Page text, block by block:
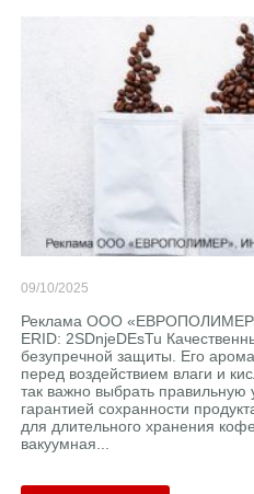
09/10/2025
Реклама ООО
ERID: 2SDnjeDEsTu
безупречной защиты. Его
перед воздействием влаги и
так важно выбрать правильную
гарантией сохранности
для длительного хранения
вакуумная...